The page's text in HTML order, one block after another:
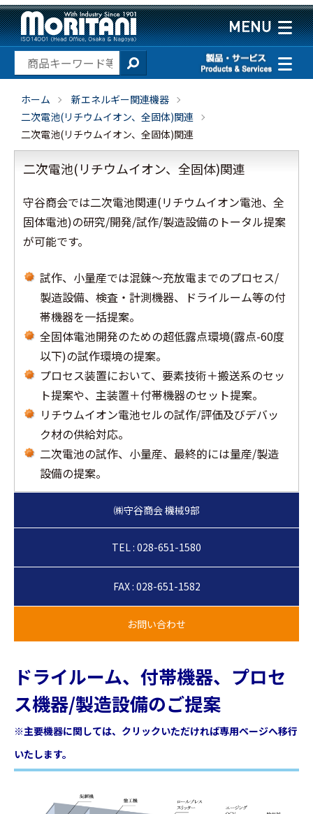
ホーム
新エネルギー関連機器
二次電池(リチウムイオン、全固体)関連
二次電池(リチウムイオン、全固体)関連
二次電池(リチウムイオン、全固体)関連
守谷商会では二次電池関連(リチウムイオン電池、全
固体電池)の研究/開発/試作/製造設備のトータル提案
が可能です。
試作、小量産では混錬～充放電までのプロセス/
製造設備、検査・計測機器、ドライルーム等の付
帯機器を一括提案。
全固体電池開発のための超低露点環境(露点-60度
以下)の試作環境の提案。
プロセス装置において、要素技術＋搬送系のセッ
ト提案や、主装置＋付帯機器のセット提案。
リチウムイオン電池セルの試作/評価及びデバッ
ク材の供給対応。
二次電池の試作、小量産、最終的には量産/製造
設備の提案。
TEL : 028-651-1580
FAX : 028-651-1582
ドライルーム、付帯機器、プロセ
ス機器/製造設備のご提案
※主要機器に関しては、クリックいただければ専用ページへ移行
いたします。